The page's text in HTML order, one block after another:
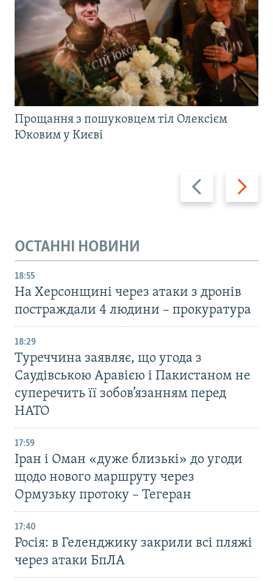
Назад Вперед
Прощання з пошуковцем тіл Олексієм
Юковим у Києві
ОСТАННІ НОВИНИ
18:55
На Херсонщині через атаки з дронів
постраждали 4 людини – прокуратура
18:29
Туреччина заявляє, що угода з
Саудівською Аравією і Пакистаном не
суперечить її зобов’язанням перед
НАТО
17:59
Іран і Оман «дуже близькі» до угоди
щодо нового маршруту через
Ормузьку протоку – Тегеран
17:40
Росія: в Геленджику закрили всі пляжі
через атаки БпЛА